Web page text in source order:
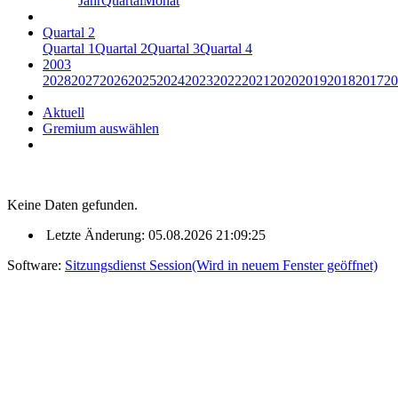
Quartal 2
Quartal 1Quartal 2Quartal 3Quartal 4
2003
20282027202620252024202320222021 2020201920182017
Aktuell
Gremium auswählen
Keine Daten gefunden.
Letzte Änderung: 05.08.2026 21:09:25
Software: Sitzungsdienst Session(Wird in neuem Fenster geöffnet)